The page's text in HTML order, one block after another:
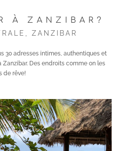
À ZANZIBAR?
ZANZIBAR
30 adresses intimes, authentiques et
Zanzibar. Des endroits comme on les
de rêve!